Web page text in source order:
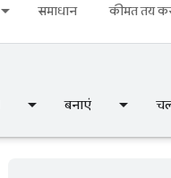
समाधान कीमत तय
बनाएं